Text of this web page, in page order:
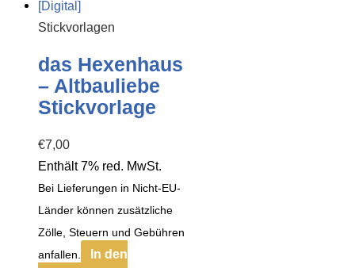
Stickvorlagen
das Hexenhaus
– Altbauliebe
Stickvorlage
€7,00
Enthält 7% red. MwSt.
Bei Lieferungen in Nicht-EU-
Länder können zusätzliche
Zölle, Steuern und Gebühren
anfallen.
In den